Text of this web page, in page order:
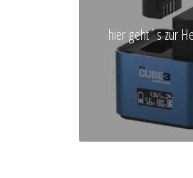
hier geht´s zur